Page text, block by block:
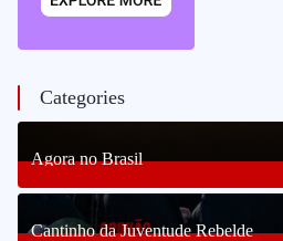
Categories
Agora no Brasil
238Posts
Cantinho da Juventude Rebelde